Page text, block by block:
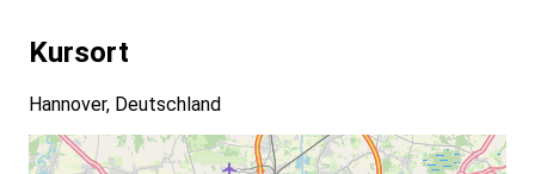
Kursort
Hannover, Deutschland